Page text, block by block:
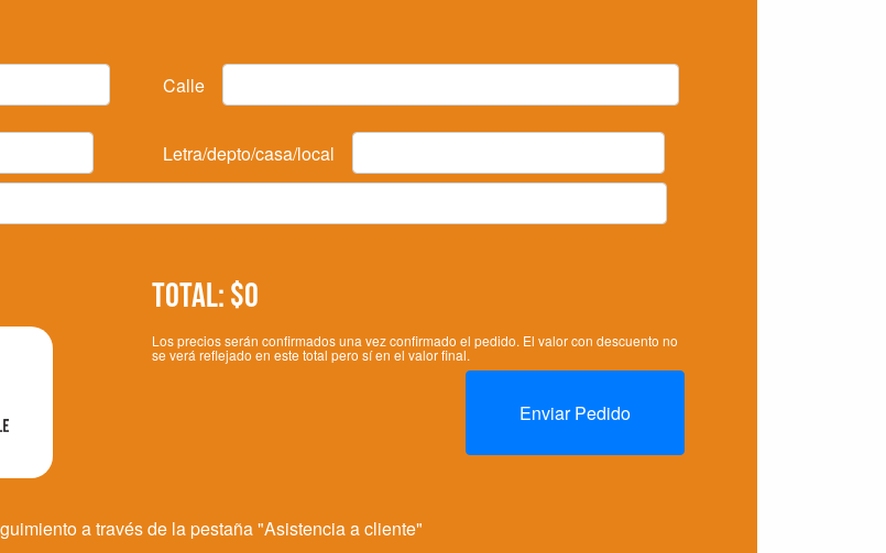
Calle
Letra/depto/casa/local
Total: $0
Los precios serán confirmados una vez confirmado el pedido. El valor con descuento no
se verá reflejado en este total pero sí en el valor final.
a través de la pestaña "Asistencia a cliente"